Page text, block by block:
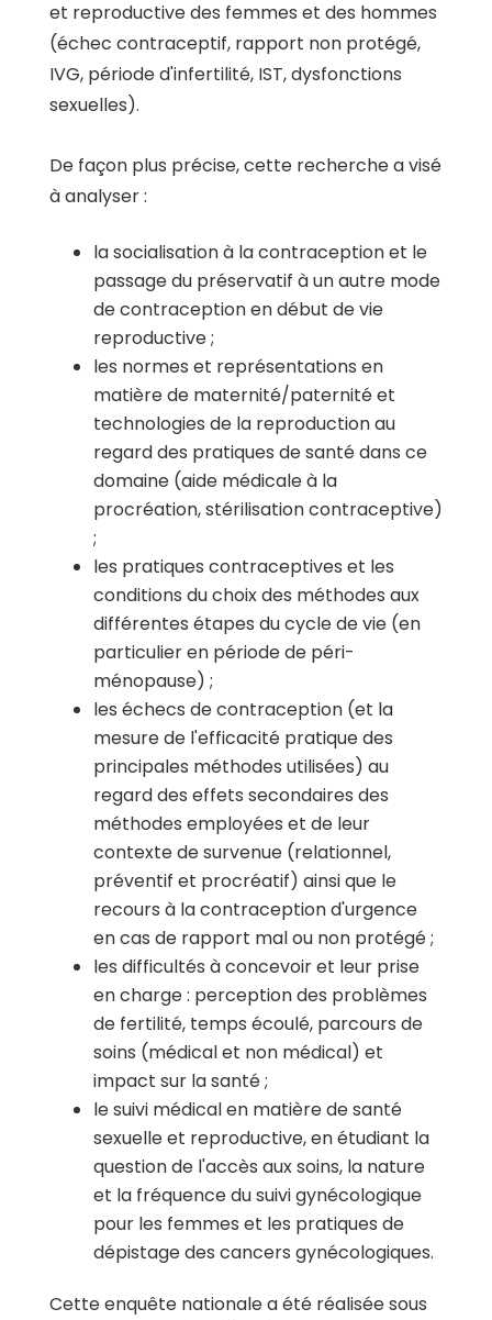
et reproductive des femmes et des hommes
(échec contraceptif, rapport non protégé,
IVG, période d'infertilité, IST, dysfonctions
sexuelles).
De façon plus précise, cette recherche a visé
à analyser :
la socialisation à la contraception et le
passage du préservatif à un autre mode
de contraception en début de vie
reproductive ;
les normes et représentations en
matière de maternité/paternité et
technologies de la reproduction au
regard des pratiques de santé dans ce
domaine (aide médicale à la
procréation, stérilisation contraceptive)
;
les pratiques contraceptives et les
conditions du choix des méthodes aux
différentes étapes du cycle de vie (en
particulier en période de péri-
ménopause) ;
les échecs de contraception (et la
mesure de l'efficacité pratique des
principales méthodes utilisées) au
regard des effets secondaires des
méthodes employées et de leur
contexte de survenue (relationnel,
préventif et procréatif) ainsi que le
recours à la contraception d'urgence
en cas de rapport mal ou non protégé ;
les difficultés à concevoir et leur prise
en charge : perception des problèmes
de fertilité, temps écoulé, parcours de
soins (médical et non médical) et
impact sur la santé ;
le suivi médical en matière de santé
sexuelle et reproductive, en étudiant la
question de l'accès aux soins, la nature
et la fréquence du suivi gynécologique
pour les femmes et les pratiques de
dépistage des cancers gynécologiques.
Cette enquête nationale a été réalisée sous